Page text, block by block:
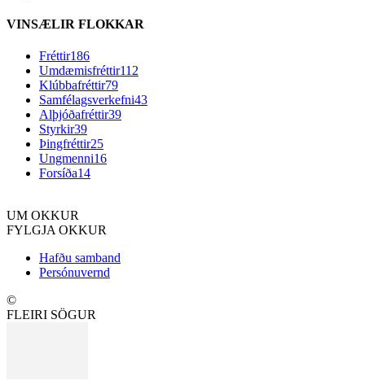
VINSÆLIR FLOKKAR
Fréttir186
Umdæmisfréttir112
Klúbbafréttir79
Samfélagsverkefni43
Alþjóðafréttir39
Styrkir39
Þingfréttir25
Ungmenni16
Forsíða14
UM OKKUR
FYLGJA OKKUR
Hafðu samband
Persónuvernd
©
FLEIRI SÖGUR